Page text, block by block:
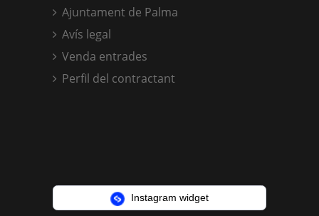
Ajuntament de Palma
Avís legal
Venda entrades
Perfil del contractant
Instagram widget